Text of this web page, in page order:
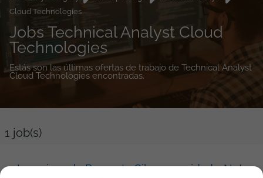
Cloud Technologies
Jobs Technical Analyst Cloud
Technologies
Estás son las últimas ofertas de trabajo de Technical Analyst
Cloud Technologies encontradas.
1 job(s)
Ingeniero de Preventa Ciberseguridad y Networking